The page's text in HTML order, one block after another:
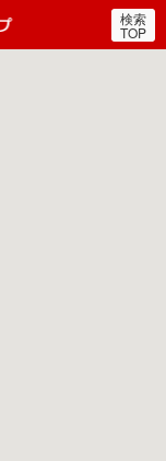
郵便局・日本郵政グルー
検索
TOP